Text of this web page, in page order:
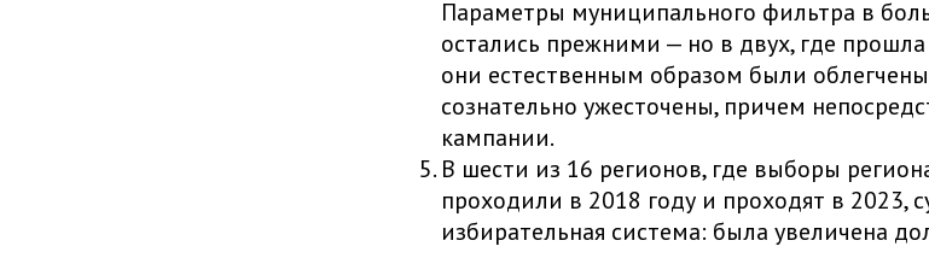
Параметры муниципального фильтра в
остались прежними — но в двух, где
они естественным образом были
сознательно ужесточены, причем
кампании.
В шести из 16 регионов, где выборы
проходили в 2018 году и проходят в 2023,
избирательная система: была увеличена